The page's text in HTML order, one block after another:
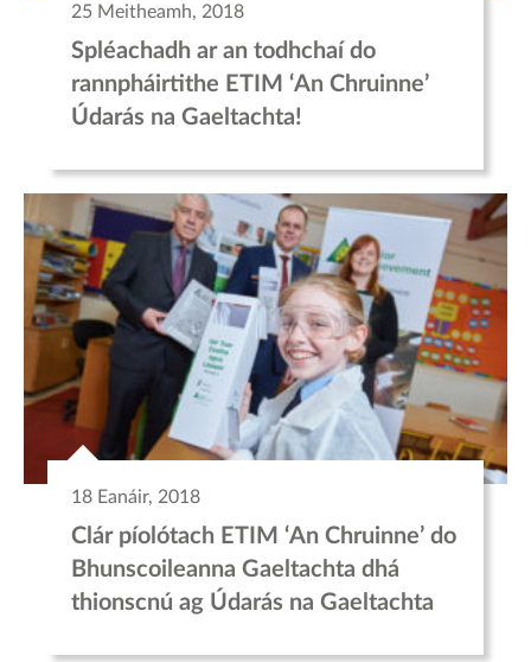
25 Meitheamh, 2018
Spléachadh ar an todhchaí do
rannpháirtithe ETIM ‘An Chruinne’
Údarás na Gaeltachta!
18 Eanáir, 2018
Clár píolótach ETIM ‘An Chruinne’ do
Bhunscoileanna Gaeltachta dhá
thionscnú ag Údarás na Gaeltachta